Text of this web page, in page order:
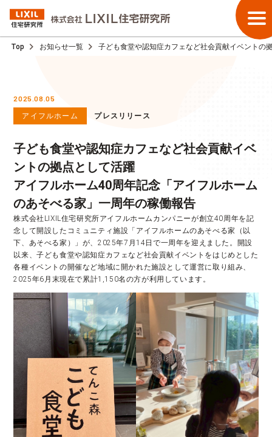
Top お知らせ一覧 子ども食堂や認知症カフェなど社会貢献イベントの
2025.08.05
アイフルホーム プレスリリース
子ども食堂や認知症カフェなど社会貢献イベ
ントの拠点として活躍
アイフルホーム40周年記念「アイフルホーム
のあそべる家」一周年の稼働報告
株式会社LIXIL住宅研究所アイフルホームカンパニーが創立40周年を記
念して開設したコミュニティ施設「アイフルホームのあそべる家（以
下、あそべる家）」が、2025年7月14日で一周年を迎えました。開設
以来、子ども食堂や認知症カフェなど社会貢献イベントをはじめとした
各種イベントの開催など地域に開かれた施設として運営に取り組み、
2025年6月末現在で累計1,150名の方が利用しています。